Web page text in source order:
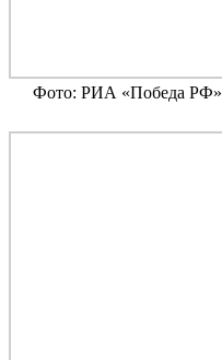
Фото: РИА «Победа РФ»